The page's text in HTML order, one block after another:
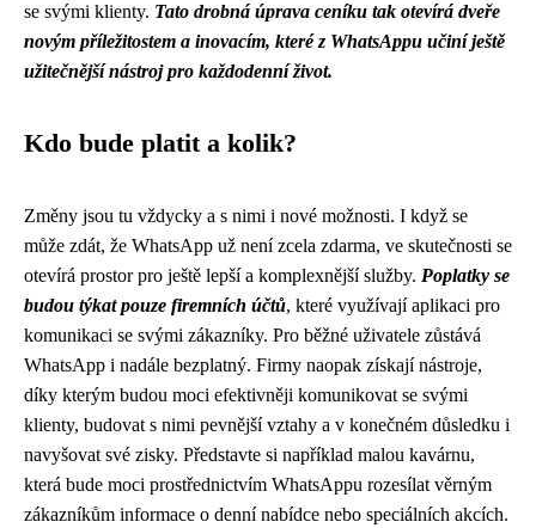
se svými klienty. Tato drobná úprava ceníku tak otevírá dveře
novým příležitostem a inovacím, které z WhatsAppu učiní ještě
užitečnější nástroj pro každodenní život.
Kdo bude platit a kolik?
Změny jsou tu vždycky a s nimi i nové možnosti. I když se
může zdát, že WhatsApp už není zcela zdarma, ve skutečnosti se
otevírá prostor pro ještě lepší a komplexnější služby. Poplatky se
budou týkat pouze firemních účtů, které využívají aplikaci pro
komunikaci se svými zákazníky. Pro běžné uživatele zůstává
WhatsApp i nadále bezplatný. Firmy naopak získají nástroje,
díky kterým budou moci efektivněji komunikovat se svými
klienty, budovat s nimi pevnější vztahy a v konečném důsledku i
navyšovat své zisky. Představte si například malou kavárnu,
která bude moci prostřednictvím WhatsAppu rozesílat věrným
zákazníkům informace o denní nabídce nebo speciálních akcích.